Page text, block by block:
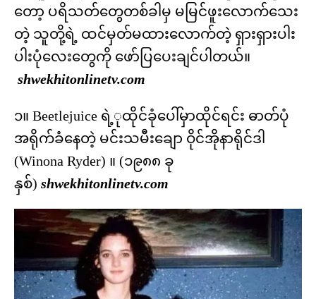
တော့ ပရိသတ်တွေတစ်ခါမှ မမြင်ဖူးလောက်သေး
တဲ့ သူတို့ရဲ့ ထင်မှတ်မထားလောက်တဲ့ ရှားရှားပါး
ပါးပုံလေးတွေကို ဖော်ပြပေးချင်ပါတယ်။
shwekhitonlinetv.com
၁။ Beetlejuice ရဲ့ုထိုင်ခုံပေါ်မှာထိုင်ရင်း ဓာတ်ပုံ
အရိုက်ခံနေတဲ့ မင်းသမီးချော ဝိုင်အိုနာရိုင်ဒါ
(Winona Ryder) ။ (၁၉၈၈ ခု
နှစ်) shwekhitonlinetv.com